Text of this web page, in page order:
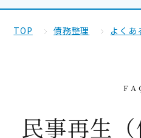
TOP 債務整理 よくあ
民事再生（